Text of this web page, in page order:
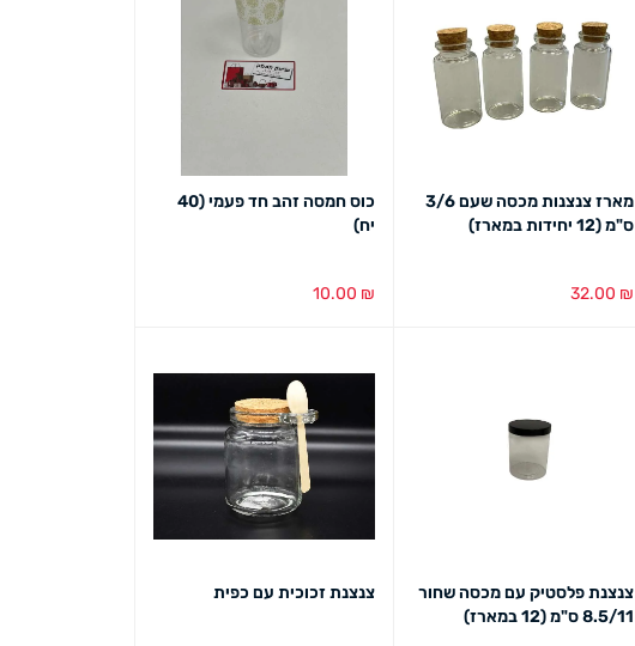
מארז צנצנות מכסה שעם 3/6
ס"מ (12 יחידות במארז)
32.00 ₪
כוס חמסה זהב חד פעמי (40
יח)
10.00 ₪
צנצנת פלסטיק עם מכסה שחור
8.5/11 ס"מ (12 במארז)
צנצנת זכוכית עם כפית